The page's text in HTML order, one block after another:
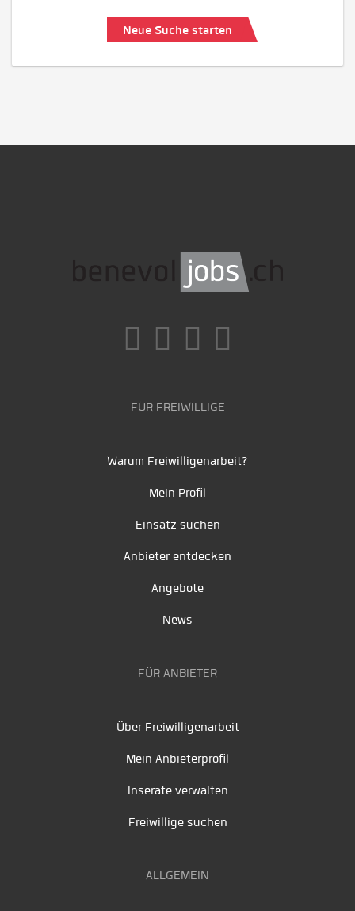
Neue Suche starten
FÜR FREIWILLIGE
Warum Freiwilligenarbeit?
Mein Profil
Einsatz suchen
Anbieter entdecken
Angebote
News
FÜR ANBIETER
Über Freiwilligenarbeit
Mein Anbieterprofil
Inserate verwalten
Freiwillige suchen
ALLGEMEIN